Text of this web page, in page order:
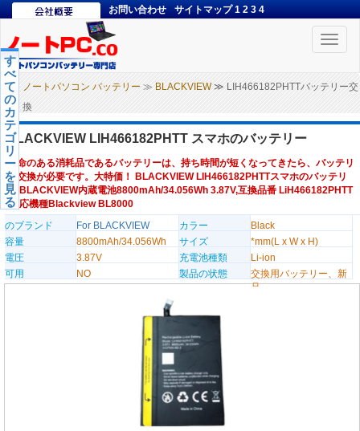
お問い合わせ サイトマップ 1 2 3 4
Toggle
ノートパソコン バッテリー ≫ BLACKVIEW≫ LIH466182PHTTバッテリー交
換
す
べ
て
の
カ
テ
ゴ
リ
ー
を
見
る
BLACKVIEW LIH466182PHTT スマホのバッテリー
寿命のある消耗品であるバッテリーは、持ち時間が短くなってきたら、バッテリ
ー交換が必要です。大特価！ BLACKVIEW LIH466182PHTTスマホのバッテリ
ー,BLACKVIEW内蔵電池8800mAh/34.056Wh 3.87V,互換品番 LiH466182PHTT
,対応機種Blackview BL8000
のブランド
For BLACKVIEW カラー
Black
容量
8800mAh/34.056Wh サイズ
*mm(L x W x H)
電圧
3.87V 充電池種類
Li-ion
可用
NO 製品の状態
交換用バッテリー、新
品